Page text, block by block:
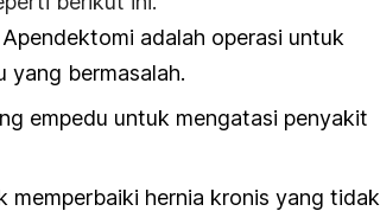
Apendektomi adalah operasi untuk
yang bermasalah.
empedu untuk mengatasi penyakit
memperbaiki hernia kronis yang tidak